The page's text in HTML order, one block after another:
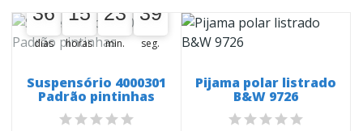
36
36
00
dias
15
15
00
horas
23
23
00
min.
38
38
39
seg.
Suspensório 4000301
Padrão pintinhas
Pijama polar listrado
B&W 9726